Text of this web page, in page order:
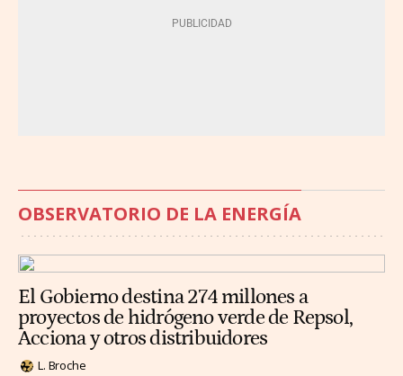
OBSERVATORIO DE LA ENERGÍA
El Gobierno destina 274 millones a
proyectos de hidrógeno verde de Repsol,
Acciona y otros distribuidores
L. Broche